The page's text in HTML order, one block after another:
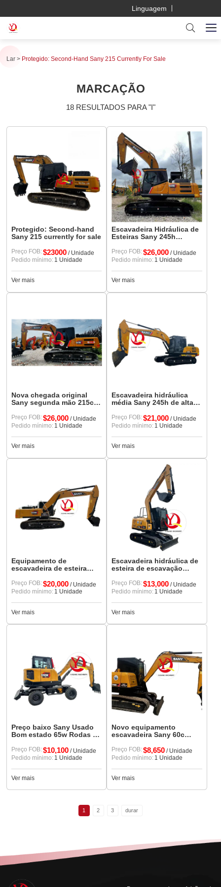
Linguagem
Lar Protegido: Second-Hand Sany 215 Currently For Sale
MARCAÇÃO
18 RESULTADOS PARA "I"
Protegido: Second-hand
Sany 215 currently for sale
Preço FOB:$23000/ Unidade
Pedido mínimo: 1 Unidade
Ver mais
Escavadeira Hidráulica de
Esteiras Sany 245h
Usada
Preço FOB:$26,000/ Unidade
Pedido mínimo: 1 Unidade
Ver mais
Nova chegada original
Sany segunda mão 215c
Preço FOB:$26,000/ Unidade
Pedido mínimo: 1 Unidade
Ver mais
Escavadeira hidráulica
média Sany 245h de alta
Preço FOB:$21,000/ Unidade
Pedido mínimo: 1 Unidade
Ver mais
Equipamento de
escavadeira de esteira
235h de alta qualidade e
baixo preço
Preço FOB:$20,000/ Unidade
Pedido mínimo: 1 Unidade
Ver mais
Escavadeira hidráulica de
esteira de escavação
desempenho e custo-
benefício usada
Preço FOB:$13,000/ Unidade
Pedido mínimo: 1 Unidade
Ver mais
Preço baixo Sany Usado
Bom estado 65w Rodas 5
Preço FOB:$10,100/ Unidade
Pedido mínimo: 1 Unidade
Ver mais
Novo equipamento
escavadeira Sany 60c
Preço FOB:$8,650/ Unidade
Pedido mínimo: 1 Unidade
Ver mais
1 2 3 durar